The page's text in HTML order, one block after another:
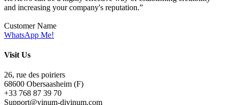
and increasing your company's reputation.”
Customer Name
WhatsApp Me!
Visit Us
26, rue des poiriers
68600 Obersaasheim (F)
+33 768 87 39 70
Support@vinum-divinum.com